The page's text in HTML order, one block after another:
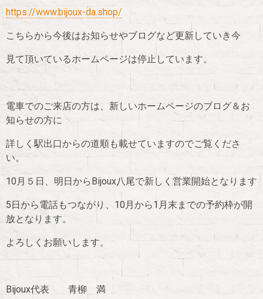
https://www.bijoux-da.shop/
こちらから今後はお知らせやブログなど更新していき今
見て頂いているホームページは停止しています。
電車でのご来店の方は、新しいホームページのブログ＆お
知らせの方に
詳しく駅出口からの道順も載せていますのでご覧くださ
い。
10月５日、明日からBijoux八尾で新しく営業開始となります
5日から電話もつながり、10月から1月末までの予約枠が開
放となります。
よろしくお願いします。
Bijoux代表 青柳 満